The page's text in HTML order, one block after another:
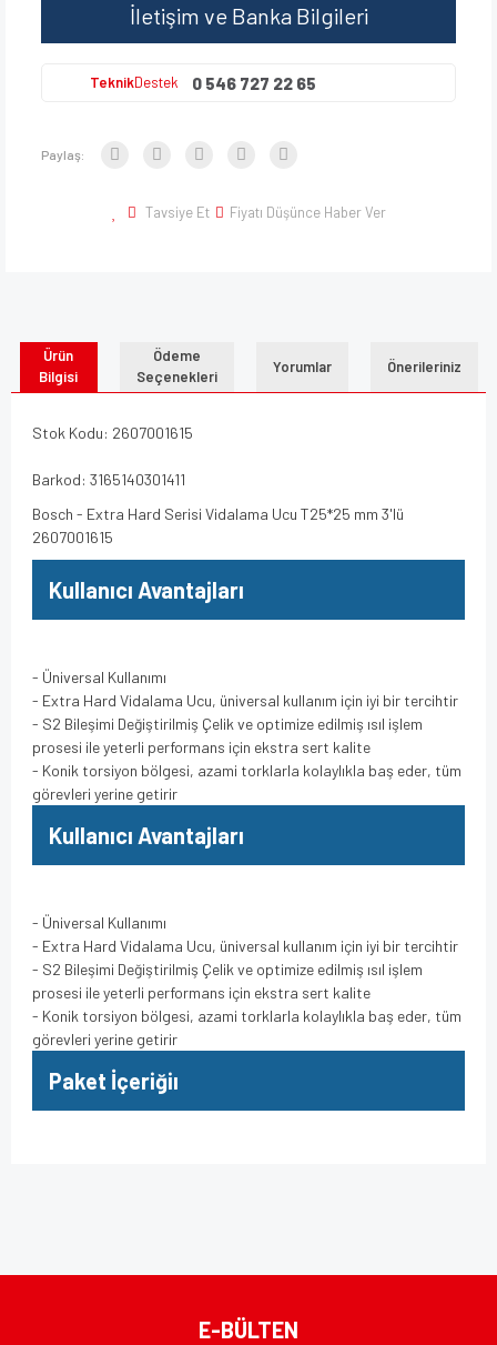
İletişim ve Banka Bilgileri
TeknikDestek 0 546 727 22 65
Paylaş:
Tavsiye Et Fiyatı Düşünce Haber Ver
Ürün
Bilgisi
Ödeme
Seçenekleri
Yorumlar Önerileriniz
Stok Kodu: 2607001615
Barkod: 3165140301411
Bosch - Extra Hard Serisi Vidalama Ucu T25*25 mm 3'lü
2607001615
Kullanıcı Avantajları
- Üniversal Kullanımı
- Extra Hard Vidalama Ucu, üniversal kullanım için iyi bir tercihtir
- S2 Bileşimi Değiştirilmiş Çelik ve optimize edilmiş ısıl işlem
prosesi ile yeterli performans için ekstra sert kalite
- Konik torsiyon bölgesi, azami torklarla kolaylıkla baş eder, tüm
görevleri yerine getirir
Kullanıcı Avantajları
- Üniversal Kullanımı
- Extra Hard Vidalama Ucu, üniversal kullanım için iyi bir tercihtir
- S2 Bileşimi Değiştirilmiş Çelik ve optimize edilmiş ısıl işlem
prosesi ile yeterli performans için ekstra sert kalite
- Konik torsiyon bölgesi, azami torklarla kolaylıkla baş eder, tüm
görevleri yerine getirir
Paket İçeriğiı
Ürün resmi kalitesiz, bozuk veya görüntülenemiyor.
E-BÜLTEN